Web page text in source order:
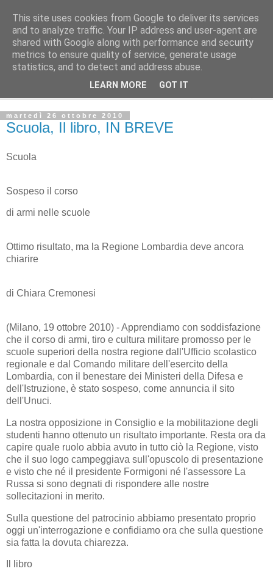
L'Avvenire dei lavoratori
Cultura
martedì 26 ottobre 2010
Scuola, Il libro, IN BREVE
Scuola
Sospeso il corso
di armi nelle scuole
Ottimo risultato, ma la Regione Lombardia deve ancora
chiarire
di Chiara Cremonesi
(Milano, 19 ottobre 2010) - Apprendiamo con soddisfazione
che il corso di armi, tiro e cultura militare promosso per le
scuole superiori della nostra regione dall'Ufficio scolastico
regionale e dal Comando militare dell'esercito della
Lombardia, con il benestare dei Ministeri della Difesa e
dell'Istruzione, è stato sospeso, come annuncia il sito
dell'Unuci.
La nostra opposizione in Consiglio e la mobilitazione degli
studenti hanno ottenuto un risultato importante. Resta ora da
capire quale ruolo abbia avuto in tutto ciò la Regione, visto
che il suo logo campeggiava sull'opuscolo di presentazione
e visto che né il presidente Formigoni né l'assessore La
Russa si sono degnati di rispondere alle nostre
sollecitazioni in merito.
Sulla questione del patrocinio abbiamo presentato proprio
oggi un'interrogazione e confidiamo ora che sulla questione
sia fatta la dovuta chiarezza.
Il libro
This site uses cookies from Google to deliver its services
and to analyze traffic. Your IP address and user-agent are
shared with Google along with performance and security
metrics to ensure quality of service, generate usage
statistics, and to detect and address abuse.
LEARN MORE GOT IT